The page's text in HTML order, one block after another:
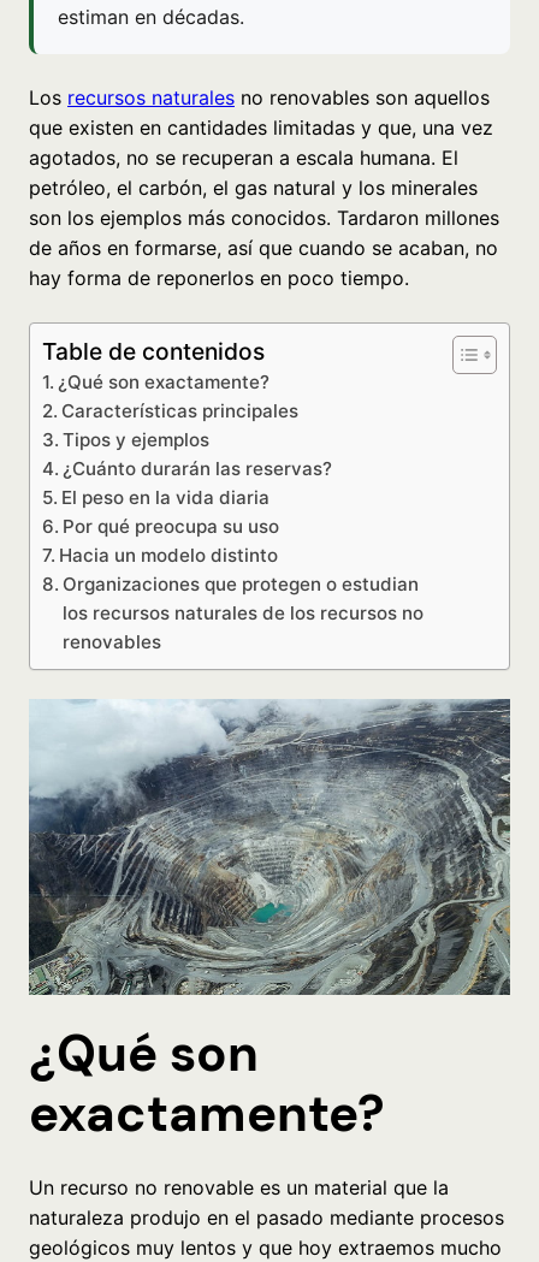
estiman en décadas.
Los recursos naturales no renovables son aquellos
que existen en cantidades limitadas y que, una vez
agotados, no se recuperan a escala humana. El
petróleo, el carbón, el gas natural y los minerales
son los ejemplos más conocidos. Tardaron millones
de años en formarse, así que cuando se acaban, no
hay forma de reponerlos en poco tiempo.
Table de contenidos
¿Qué son exactamente?
Características principales
Tipos y ejemplos
¿Cuánto durarán las reservas?
El peso en la vida diaria
Por qué preocupa su uso
Hacia un modelo distinto
Organizaciones que protegen o estudian
los recursos naturales de los recursos no
renovables
¿Qué son
exactamente?
Un recurso no renovable es un material que la
naturaleza produjo en el pasado mediante procesos
geológicos muy lentos y que hoy extraemos mucho